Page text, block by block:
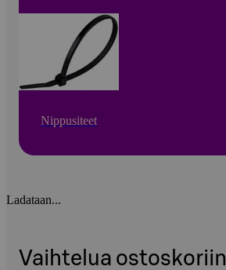
Nippusiteet
Ladataan...
Vaihtelua ostoskoriin